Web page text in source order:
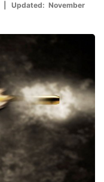
| Updated: November